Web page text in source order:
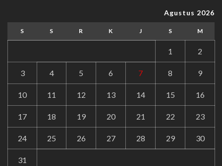
Agustus 2026
S S R K J S M
1 2
3 4 5 6 7 8 9
10 11 12 13 14 15 16
17 18 19 20 21 22 23
24 25 26 27 28 29 30
31